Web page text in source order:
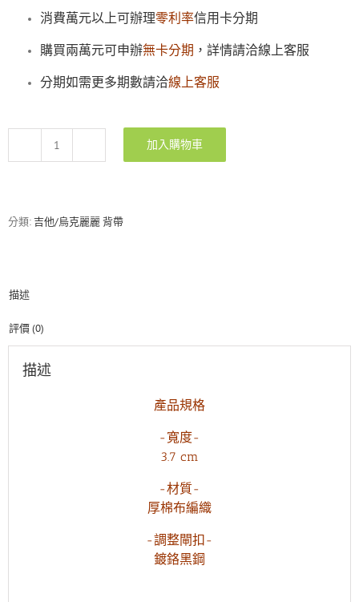
消費萬元以上可辦理零利率信用卡分期
購買兩萬元可申辦無卡分期 ，詳情請洽線上客服
分期如需更多期數請洽線上客服
RockYou
紅
旅
加入購物車
分類:吉他/烏克麗麗 背帶
描述
評價 (0)
描述
產品規格
-寬度-
3.7 cm
-材質-
厚棉布編織
-調整閘扣-
鍍鉻黑鋼